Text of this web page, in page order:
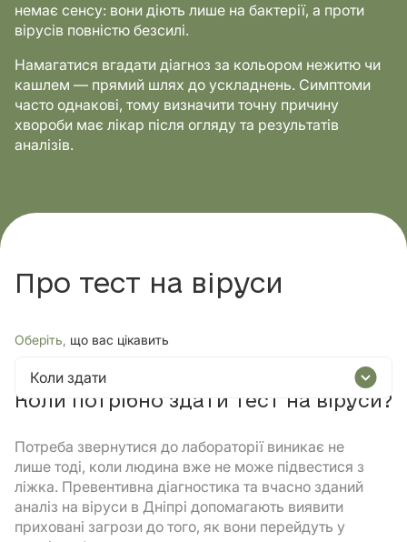
немає сенсу: вони діють лише на бактерії, а проти
вірусів повністю безсилі.
Намагатися вгадати діагноз за кольором нежитю чи
кашлем — прямий шлях до ускладнень. Симптоми
часто однакові, тому визначити точну причину
хвороби має лікар після огляду та результатів
аналізів.
Про тест на віруси
Оберіть, що вас цікавить
Коли здати
Коли потрібно здати тест на віруси?
Потреба звернутися до лабораторії виникає не
лише тоді, коли людина вже не може підвестися з
ліжка. Превентивна діагностика та вчасно зданий
аналіз на віруси в Дніпрі допомагають виявити
приховані загрози до того, як вони перейдуть у